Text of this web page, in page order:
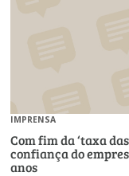
IMPRENSA
Com fim da ‘taxa
confiança do
anos